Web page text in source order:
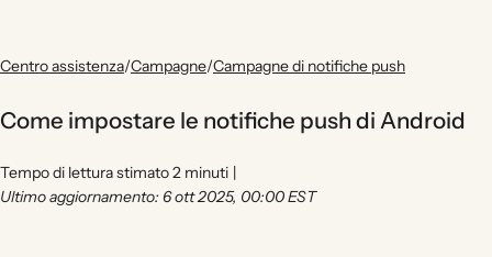
Centro assistenza/Campagne/Campagne di notifiche push
Come impostare le notifiche push di Android
Tempo di lettura stimato 2 minuti |
Ultimo aggiornamento: 6 ott 2025, 00:00 EST